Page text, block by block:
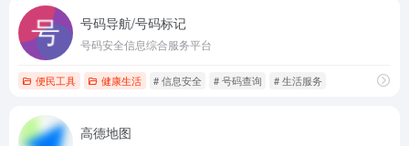
号码导航/号码标记
号码安全信息综合服务平台
便民工具 健康生活 # 信息安全 # 号码查询 # 生活服务
高德地图